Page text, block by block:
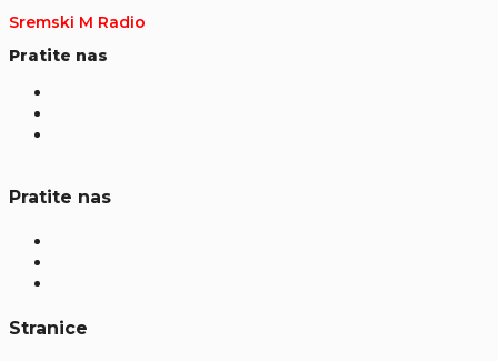
Sremski M Radio
Pratite nas
Pratite nas
Stranice